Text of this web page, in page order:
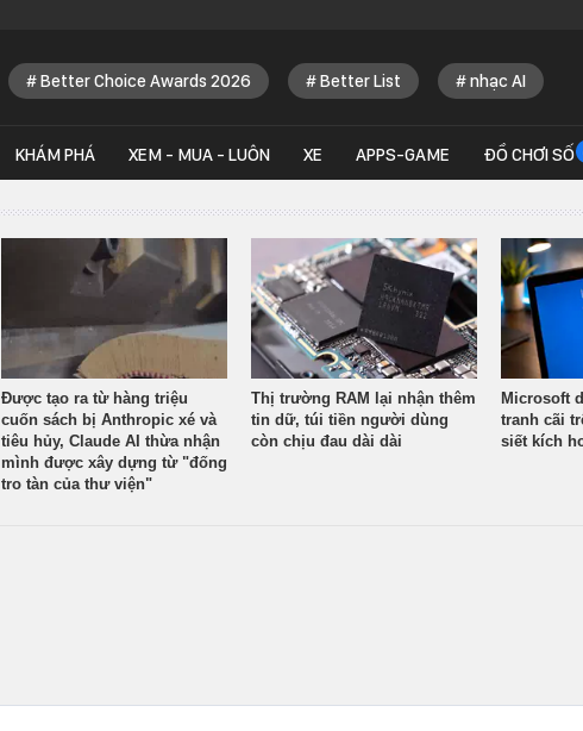
Better Choice Awards 2026 Better List nhạc AI
KHÁM PHÁ XEM - MUA - LUÔN XE APPS-GAME ĐỒ CHƠI SỐ
Được tạo ra từ hàng triệu
cuốn sách bị Anthropic xé và
tiêu hủy, Claude AI thừa nhận
mình được xây dựng từ "đống
tro tàn của thư viện"
Thị trường RAM lại nhận thêm
tin dữ, túi tiền người dùng
còn chịu đau dài dài
Microsoft
tranh cãi
siết kích